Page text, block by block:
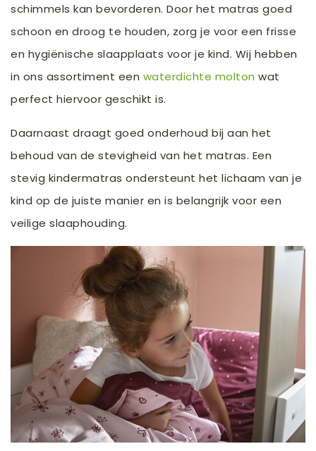
schimmels kan bevorderen. Door het matras goed
schoon en droog te houden, zorg je voor een frisse
en hygiënische slaapplaats voor je kind. Wij hebben
in ons assortiment een waterdichte molton wat
perfect hiervoor geschikt is.
Daarnaast draagt goed onderhoud bij aan het
behoud van de stevigheid van het matras. Een
stevig kindermatras ondersteunt het lichaam van je
kind op de juiste manier en is belangrijk voor een
veilige slaaphouding.